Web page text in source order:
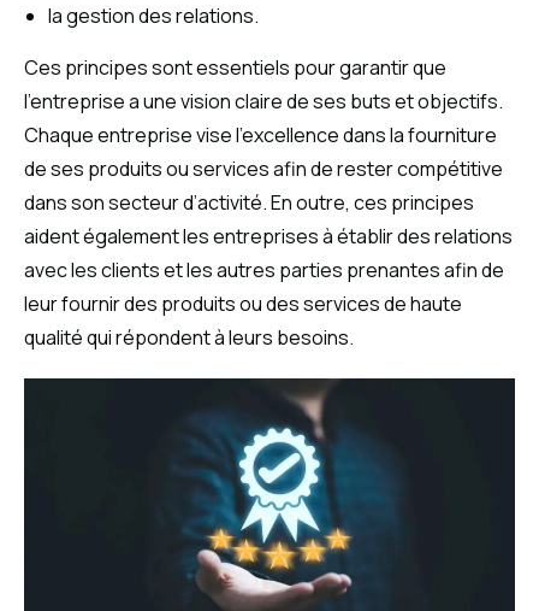
la gestion des relations.
Ces principes sont essentiels pour garantir que
l’entreprise a une vision claire de ses buts et objectifs.
Chaque entreprise vise l’excellence dans la fourniture
de ses produits ou services afin de rester compétitive
dans son secteur d’activité. En outre, ces principes
aident également les entreprises à établir des relations
avec les clients et les autres parties prenantes afin de
leur fournir des produits ou des services de haute
qualité qui répondent à leurs besoins.